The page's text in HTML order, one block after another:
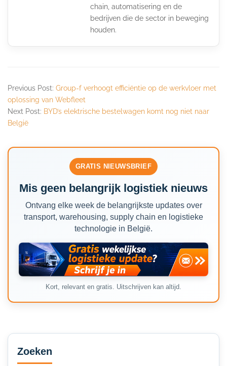
chain, automatisering en de
bedrijven die de sector in beweging
houden.
Previous Post: Group-f verhoogt efficiëntie op de werkvloer met
oplossing van Webfleet
Next Post: BYD’s elektrische bestelwagen komt nog niet naar
België
GRATIS NIEUWSBRIEF
Mis geen belangrijk logistiek nieuws
Ontvang elke week de belangrijkste updates over
transport, warehousing, supply chain en logistieke
technologie in België.
Kort, relevant en gratis. Uitschrijven kan altijd.
Secondary
Sidebar
Zoeken